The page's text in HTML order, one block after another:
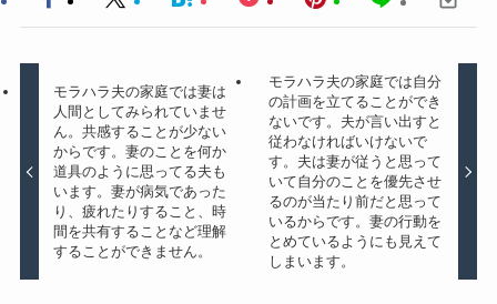
モラハラ夫の家庭では妻は
人間としてみられていませ
ん。共感することが少ない
からです。妻のことを何か
道具のように思ってる夫も
います。妻が病気であった
り、疲れたりすること、時
間を共有することなど理解
することができません。
モラハラ夫の家庭では自分
の計画を立てることができ
ないです。夫が言い出すと
従わなければいけないで
す。夫は妻が従うと思って
いて自分のことを優先させ
るのが当たり前だと思って
いるからです。妻の行動を
とめているようにも見えて
しまいます。